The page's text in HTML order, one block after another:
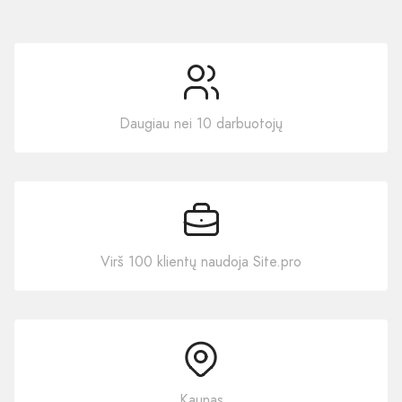
Daugiau nei 10 darbuotojų
Virš 100 klientų naudoja Site.pro